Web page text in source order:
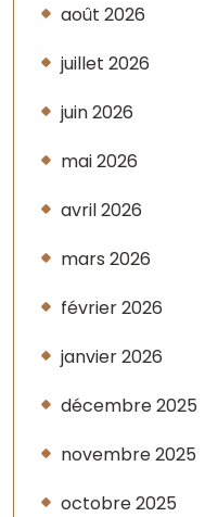
août 2026
juillet 2026
juin 2026
mai 2026
avril 2026
mars 2026
février 2026
janvier 2026
décembre 2025
novembre 2025
octobre 2025